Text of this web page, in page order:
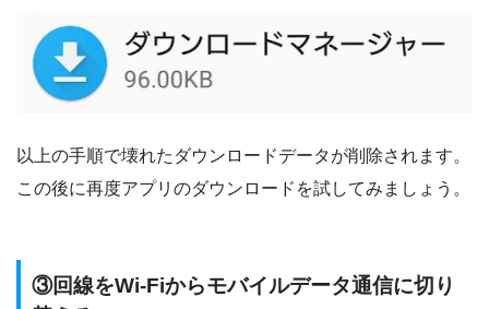
以上の手順で壊れたダウンロードデータが削除されます。
この後に再度アプリのダウンロードを試してみましょう。
③回線をWi-Fiからモバイルデータ通信に切り